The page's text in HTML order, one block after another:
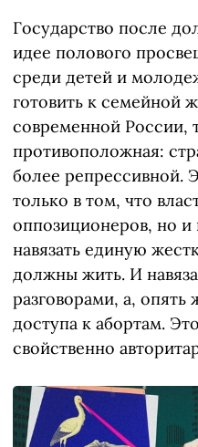
Государство после
идее полового
среди детей и
готовить к семейной
современной России,
противоположная:
более репрессивной.
только в том, что
оппозиционеров, но
навязать единую
должны жить. И
разговорами, а,
доступа к абортам.
свойственно